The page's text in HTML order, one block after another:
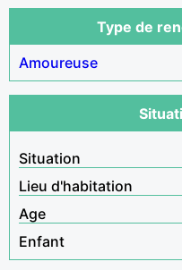
Type de
Amoureuse
Situation
Lieu d'habitation
Age
Enfant